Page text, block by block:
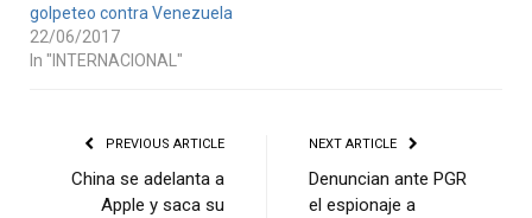
golpeteo contra Venezuela
22/06/2017
In "INTERNACIONAL"
PREVIOUS ARTICLE
China se adelanta a
Apple y saca su
NEXT ARTICLE
Denuncian ante PGR
el espionaje a